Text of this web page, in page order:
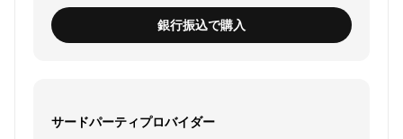
銀行振込で購入
サードパーティプロバイダー